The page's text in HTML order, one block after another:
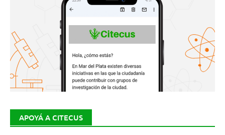
APOYÁ A CITECUS